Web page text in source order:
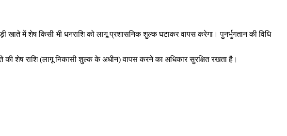
में शेष किसी भी धनराशि को लागू प्रशासनिक शुल्क घटाकर वापस करेगा। पुनर्भुगतान की विधि
की शेष राशि (लागू निकासी शुल्क के अधीन) वापस करने का अधिकार सुरक्षित रखता है।